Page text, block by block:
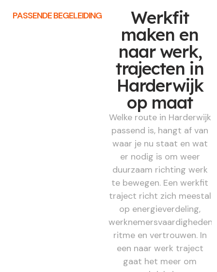
PASSENDE BEGELEIDING Werkfit
maken en
naar werk,
trajecten in
Harderwijk
op maat
Welke route in Harderwijk
passend is, hangt af van
waar je nu staat en wat
er nodig is om weer
duurzaam richting werk
te bewegen. Een werkfit
traject richt zich meestal
op energieverdeling,
werknemersvaardigheden,
ritme en vertrouwen. In
een naar werk traject
gaat het meer om